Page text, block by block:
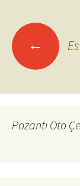
Yazı
←
Pozantı Oto